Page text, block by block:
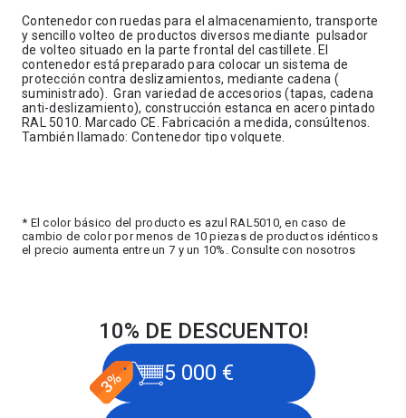
Contenedor con ruedas para el almacenamiento, transporte
y sencillo volteo de productos diversos mediante pulsador
de volteo situado en la parte frontal del castillete. El
contenedor está preparado para colocar un sistema de
protección contra deslizamientos, mediante cadena (
suministrado). Gran variedad de accesorios (tapas, cadena
anti-deslizamiento), construcción estanca en acero pintado
RAL 5010. Marcado CE. Fabricación a medida, consúltenos.
También llamado: Contenedor tipo volquete.
* El color básico del producto es azul RAL5010, en caso de
cambio de color por menos de 10 piezas de productos idénticos
el precio aumenta entre un 7 y un 10%. Consulte con nosotros
10% DE DESCUENTO!
5 000 €